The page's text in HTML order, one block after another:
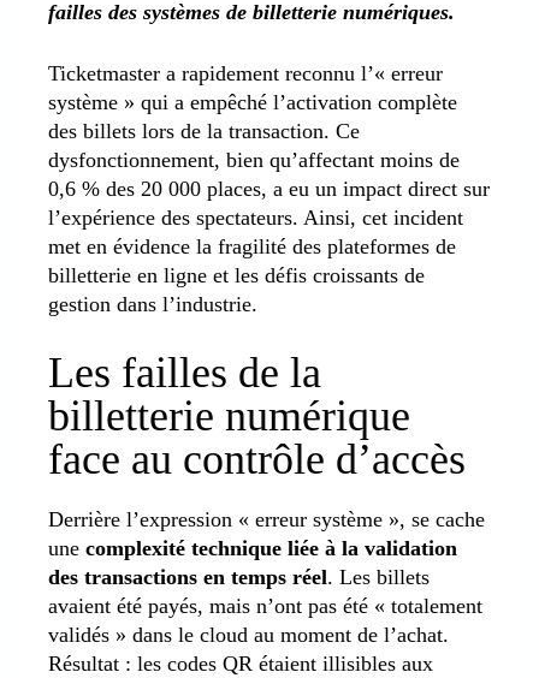
failles des systèmes de billetterie numériques.
Ticketmaster a rapidement reconnu l’« erreur
système » qui a empêché l’activation complète
des billets lors de la transaction. Ce
dysfonctionnement, bien qu’affectant moins de
0,6 % des 20 000 places, a eu un impact direct sur
l’expérience des spectateurs. Ainsi, cet incident
met en évidence la fragilité des plateformes de
billetterie en ligne et les défis croissants de
gestion dans l’industrie.
Les failles de la
billetterie numérique
face au contrôle d’accès
Derrière l’expression « erreur système », se cache
une complexité technique liée à la validation
des transactions en temps réel. Les billets
avaient été payés, mais n’ont pas été « totalement
validés » dans le cloud au moment de l’achat.
Résultat : les codes QR étaient illisibles aux